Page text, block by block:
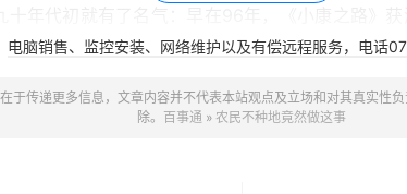
风美术摄影作品展金奖；2002年《乡里组画》入
区-湖南省优秀美术作品展；2008年《农家乐》入
电脑销售、监控安装、网络维护以及有偿远程服务，电话
于传递更多信息，文章内容并不代表本站观点及立场和对其真实性
除。 百事通 » 农民不种地竟然做这事